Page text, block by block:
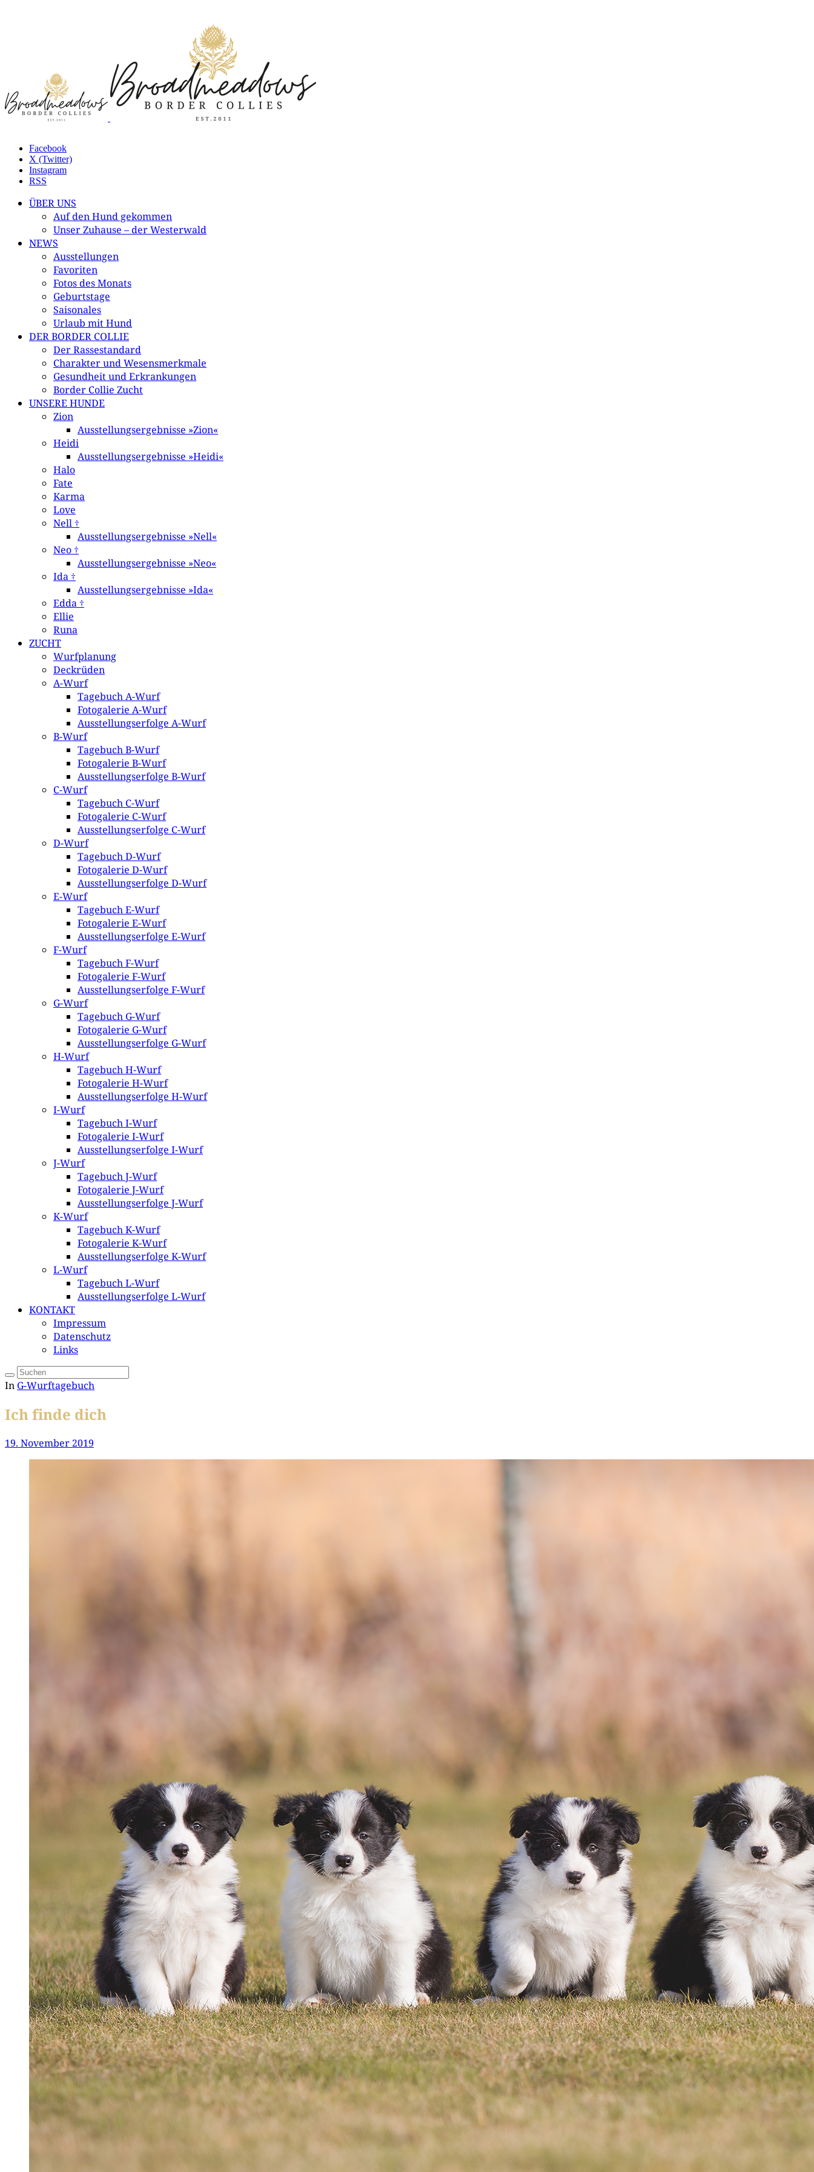
Facebook
X (Twitter)
Instagram
RSS
ÜBER UNS
Auf den Hund gekommen
Unser Zuhause – der Westerwald
NEWS
Ausstellungen
Favoriten
Fotos des Monats
Geburtstage
Saisonales
Urlaub mit Hund
DER BORDER COLLIE
Der Rassestandard
Charakter und Wesensmerkmale
Gesundheit und Erkrankungen
Border Collie Zucht
UNSERE HUNDE
Zion
Ausstellungsergebnisse »Zion«
Heidi
Ausstellungsergebnisse »Heidi«
Halo
Fate
Karma
Love
Nell †
Ausstellungsergebnisse »Nell«
Neo †
Ausstellungsergebnisse »Neo«
Ida †
Ausstellungsergebnisse »Ida«
Edda †
Ellie
Runa
ZUCHT
Wurfplanung
Deckrüden
A-Wurf
Tagebuch A-Wurf
Fotogalerie A-Wurf
Ausstellungserfolge A-Wurf
B-Wurf
Tagebuch B-Wurf
Fotogalerie B-Wurf
Ausstellungserfolge B-Wurf
C-Wurf
Tagebuch C-Wurf
Fotogalerie C-Wurf
Ausstellungserfolge C-Wurf
D-Wurf
Tagebuch D-Wurf
Fotogalerie D-Wurf
Ausstellungserfolge D-Wurf
E-Wurf
Tagebuch E-Wurf
Fotogalerie E-Wurf
Ausstellungserfolge E-Wurf
F-Wurf
Tagebuch F-Wurf
Fotogalerie F-Wurf
Ausstellungserfolge F-Wurf
G-Wurf
Tagebuch G-Wurf
Fotogalerie G-Wurf
Ausstellungserfolge G-Wurf
H-Wurf
Tagebuch H-Wurf
Fotogalerie H-Wurf
Ausstellungserfolge H-Wurf
I-Wurf
Tagebuch I-Wurf
Fotogalerie I-Wurf
Ausstellungserfolge I-Wurf
J-Wurf
Tagebuch J-Wurf
Fotogalerie J-Wurf
Ausstellungserfolge J-Wurf
K-Wurf
Tagebuch K-Wurf
Fotogalerie K-Wurf
Ausstellungserfolge K-Wurf
L-Wurf
Tagebuch L-Wurf
Ausstellungserfolge L-Wurf
KONTAKT
Impressum
Datenschutz
Links
In G-Wurftagebuch
Ich finde dich
19. November 2019